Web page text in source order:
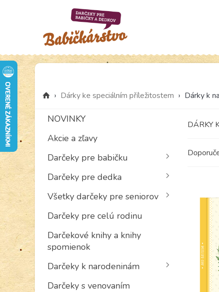
› Dárky ke speciálním příležitostem › Dárky k
NOVINKY
Akcie a zľavy
Darčeky pre babičku
Darčeky pre dedka
Všetky darčeky pre seniorov
Darčeky pre celú rodinu
Darčekové knihy a knihy
spomienok
Darčeky k narodeninám
Darčeky s venovaním
DÁRKY